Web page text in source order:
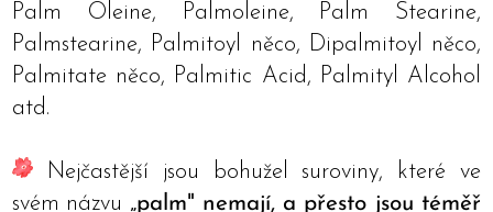
Palm Oleine, Palmoleine, Palm Stearine,
Palmstearine, Palmitoyl něco, Dipalmitoyl něco,
Palmitate něco, Palmitic Acid, Palmityl Alcohol
atd.
Nejčastější jsou bohužel suroviny, které ve
svém názvu „palm" nemají, a přesto jsou téměř